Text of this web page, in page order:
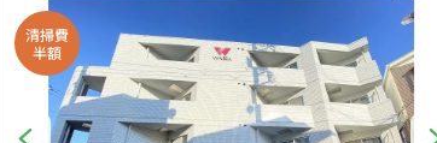
清掃費
半額